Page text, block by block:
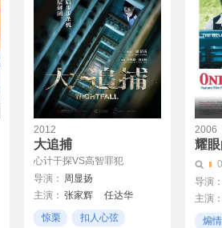
2012
大追捕
心计干探VS高智罪犯
导演： 周显扬
主演： 张家辉
任达华
文咏珊
谢安琪 王敏德
惊栗
扣人心弦
2006
耀
0
导演
主演
煽情